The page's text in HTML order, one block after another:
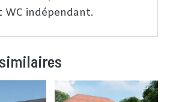
WC indépendant.